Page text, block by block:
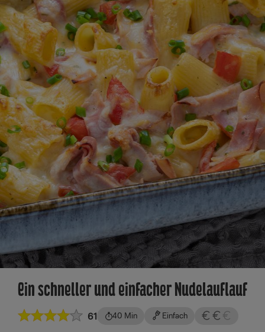
Ein schneller und einfacher Nudelauflauf
61 40 Min Einfach